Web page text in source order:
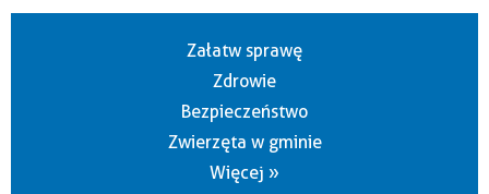
Załatw sprawę
Zdrowie
Bezpieczeństwo
Zwierzęta w gminie
Więcej »